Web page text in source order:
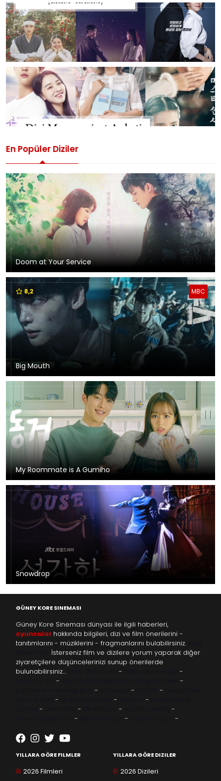
En Popüler Diziler
Doom at Your Service
MBC
8,2
Big Mouth
My Roommate is A Gumiho
Snowdrop
GÜNEY KORE SINEMASI
Güney Kore Sineması dünyası ile ilgili haberleri,
oyuncular hakkında bilgileri, dizi ve film önerilerini -
tanıtımlarını - müziklerini - fragmanlarını bulabilirsiniz.
İsterseniz film ve dizilere yorum yaparak diğer
ziyaretçilere düşüncelerinizi sunup önerilerde
bulunabilirsiniz…
-
-
-
-
- - -
- - -
- - -
-
- - -
YILLARA GÖRE FILMLER
2026 Filmleri
YILLARA GÖRE DIZILER
2026 Dizileri